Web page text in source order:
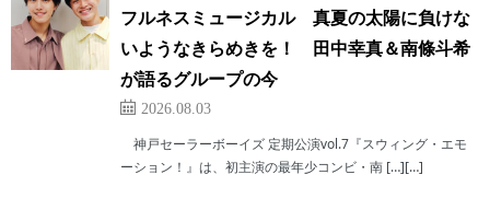
フルネスミュージカル 真夏の太陽に負けな
いようなきらめきを！ 田中幸真＆南條斗希
が語るグループの今
2026.08.03
神戸セーラーボーイズ 定期公演vol.7『スウィング・エモ
ーション！』は、初主演の最年少コンビ・南 […][…]